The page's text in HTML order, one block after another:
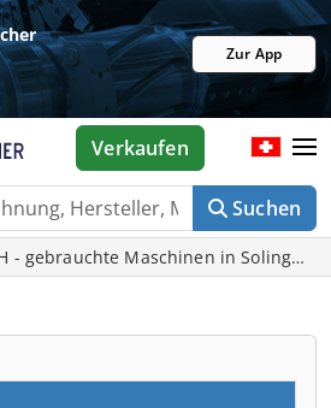
Zur App
Suchen
Verkaufen
- gebrauchte Maschinen in Solingen